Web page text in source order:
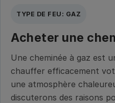
TYPE DE FEU: GAZ
Acheter une
Une cheminée à gaz est
chauffer efficacement
une atmosphère
discuterons des raisons